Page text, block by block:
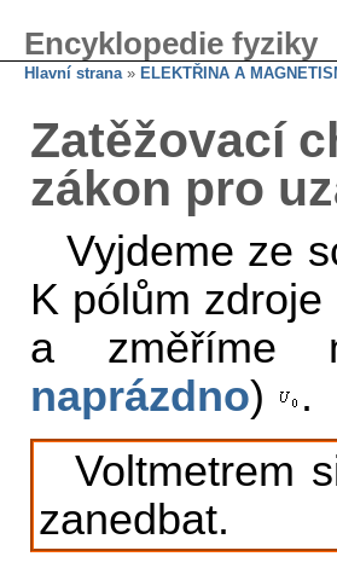
Encyklopedie fyziky
Hlavní strana» ELEKTŘINA A
Zatěžovací
zákon pro
Vyjdeme ze
K pólům
a změříme
naprázdno)
.
Voltmetrem
zanedbat.